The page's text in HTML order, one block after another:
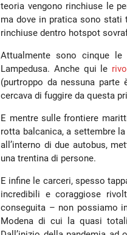
teoria vengono rinchiuse le
ma dove in pratica sono stati
rinchiuse dentro hotspot
Attualmente sono cinque
Lampedusa. Anche qui le
(purtroppo da nessuna
cercava di fuggire da questa
E mentre sulle frontiere
rotta balcanica, a settembre
all’interno di due autobus,
una trentina di persone.
E infine le carceri, spesso
incredibili e coraggiose
conseguita – non possiamo
Modena di cui la quasi